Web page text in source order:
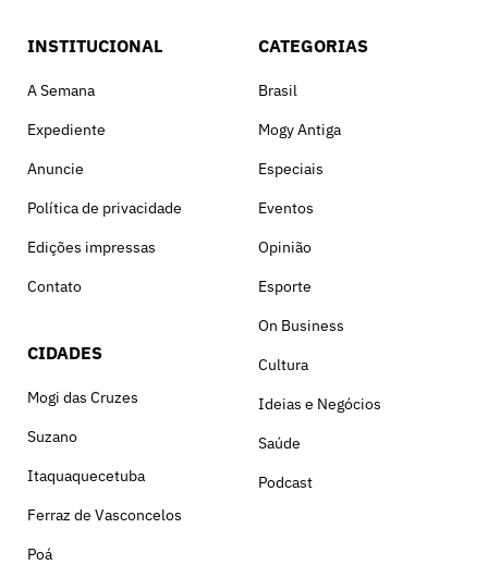
INSTITUCIONAL
A Semana
Expediente
Anuncie
Política de privacidade
Edições impressas
Contato
CIDADES
Mogi das Cruzes
Suzano
Itaquaquecetuba
Ferraz de Vasconcelos
Poá
CATEGORIAS
Brasil
Mogy Antiga
Especiais
Eventos
Opinião
Esporte
On Business
Cultura
Ideias e Negócios
Saúde
Podcast